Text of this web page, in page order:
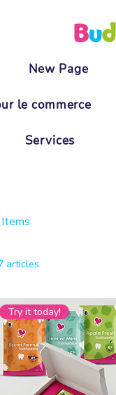
New Page
le commerce
Services
articles
Try it today!